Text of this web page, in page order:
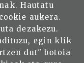
Viña 130
la margen del
Hautatu
aukera.
dezakezu.
egin klik
dut" botoia